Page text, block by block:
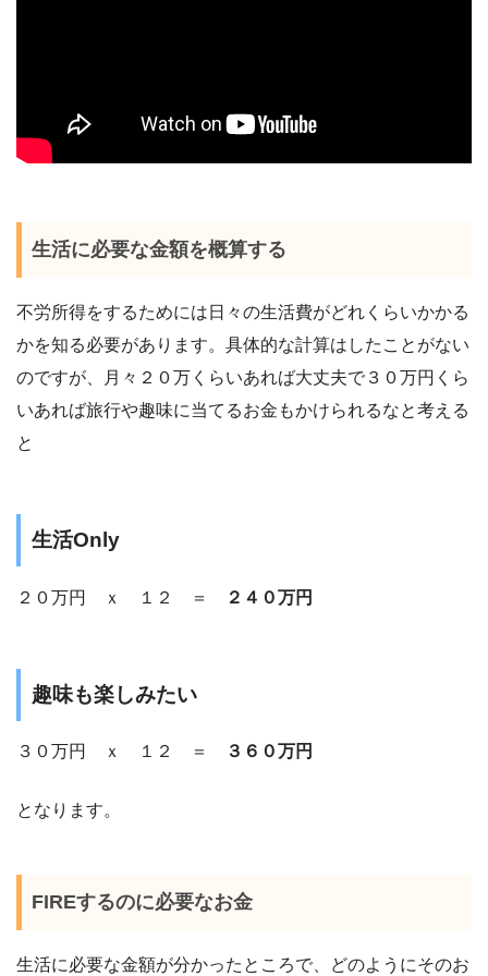
生活に必要な金額を概算する
不労所得をするためには日々の生活費がどれくらいかかる
かを知る必要があります。具体的な計算はしたことがない
のですが、月々２０万くらいあれば大丈夫で３０万円くら
いあれば旅行や趣味に当てるお金もかけられるなと考える
と
生活Only
２０万円 ｘ １２ ＝ ２４０万円
趣味も楽しみたい
３０万円 ｘ １２ ＝ ３６０万円
となります。
FIREするのに必要なお金
生活に必要な金額が分かったところで、どのようにそのお